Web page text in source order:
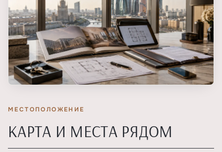
МЕСТОПОЛОЖЕНИЕ
КАРТА И МЕСТА РЯДОМ